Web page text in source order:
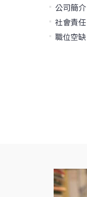
公司簡介
社會責任
職位空缺